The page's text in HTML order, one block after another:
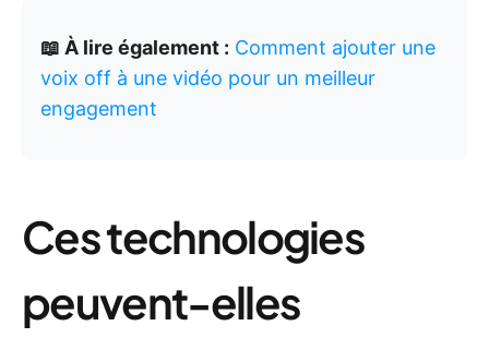
📖 À lire également : Comment ajouter une
voix off à une vidéo pour un meilleur
engagement
Ces technologies
peuvent-elles